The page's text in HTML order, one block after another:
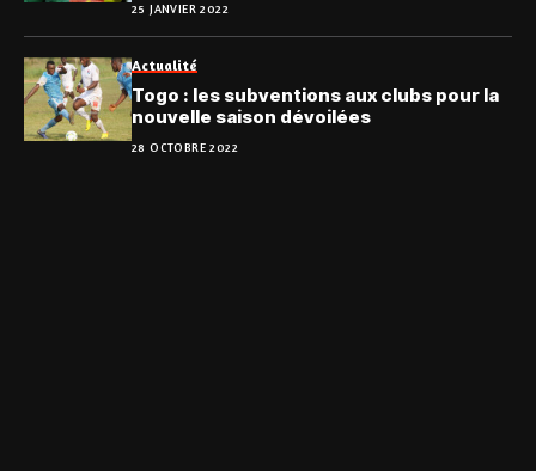
25 JANVIER 2022
Actualité
Togo : les subventions aux clubs pour la
nouvelle saison dévoilées
28 OCTOBRE 2022